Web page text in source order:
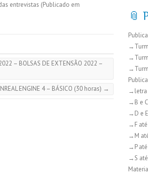
entrevistas (Publicado em
– BOLSAS DE EXTENSÃO 2022 –
ENGINE 4 – BÁSICO (30 horas) →
📎
→letra
→B e C
→D e E
→F
→M
→P até
→S